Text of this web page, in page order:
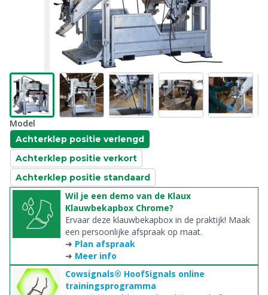
Model
Achterklep positie verlengd
Achterklep positie verkort
Achterklep positie standaard
Wil je een demo van de Klaux
Klauwbekapbox Chrome?
Ervaar deze klauwbekapbox in de praktijk! Maak
een persoonlijke afspraak op maat.
➜ Plan afspraak
➜ Meer info
Cowsignals® HoofSignals online
trainingsprogramma